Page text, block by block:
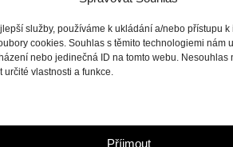
služby, používáme k ukládání a/nebo přístupu
cookies. Souhlas s těmito technologiemi nám
nebo jedinečná ID na tomto webu.
vlastnosti a funkce.
Příjmout